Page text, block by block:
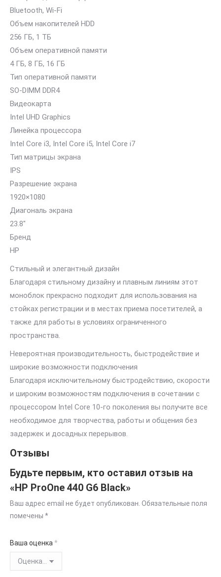
Bluetooth, Wi-Fi
Объем накопителей HDD
256 ГБ, 1 ТБ
Объем оперативной памяти
4 ГБ, 8 ГБ, 16 ГБ
Тип оперативной памяти
SO-DIMM DDR4
Видеокарта
Intel UHD Graphics
Линейка процессора
Intel Core i3, Intel Core i5, Intel Core i7
Тип матрицы экрана
IPS
Разрешение экрана
1920×1080
Диагональ экрана
23.8″
Бренд
HP
Стильный и элегантный дизайн
Благодаря стильному дизайну и плавным линиям этот
моноблок прекрасно подходит для использования на
стойках регистрации и в местах приема посетителей, а
также для работы в условиях ограниченного
пространства.
Невероятная производительность, быстродействие и
широкие возможности подключения
Благодаря исключительному быстродействию, скорости
и широким возможностям подключения в сочетании с
процессором Intel Core 10-го поколения вы получите все
необходимое для творчества, работы и общения без
задержек и досадных перерывов.
Отзывы
Будьте первым, кто оставил отзыв на
«HP ProOne 440 G6 Black»
Ваш адрес email не будет опубликован. Обязательные поля
помечены *
Ваша оценка *